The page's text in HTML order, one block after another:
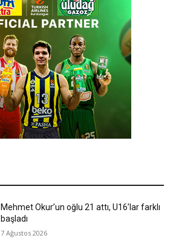
Mehmet Okur’un oğlu 21 attı, U16’lar farklı
başladı
7 Ağustos 2026